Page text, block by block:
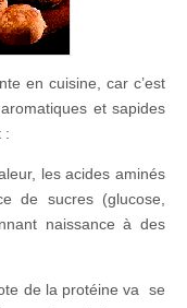
en cuisine, car c’est
et sapides
:
les acides aminés
de sucres (glucose,
naissance à des
de la protéine va se